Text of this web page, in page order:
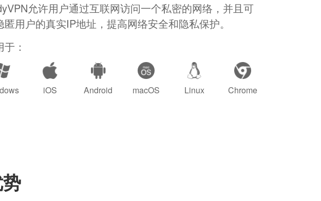
允许用户通过互联网访问一个私密的网络，并且可
匿用户的真实IP地址，提高网络安全和隐私保护。
：
iOS Android macOS Linux Chrome